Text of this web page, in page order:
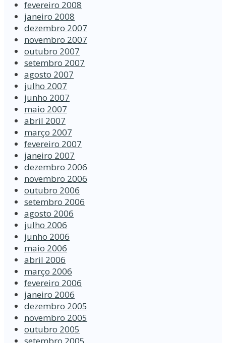
fevereiro 2008
janeiro 2008
dezembro 2007
novembro 2007
outubro 2007
setembro 2007
agosto 2007
julho 2007
junho 2007
maio 2007
abril 2007
março 2007
fevereiro 2007
janeiro 2007
dezembro 2006
novembro 2006
outubro 2006
setembro 2006
agosto 2006
julho 2006
junho 2006
maio 2006
abril 2006
março 2006
fevereiro 2006
janeiro 2006
dezembro 2005
novembro 2005
outubro 2005